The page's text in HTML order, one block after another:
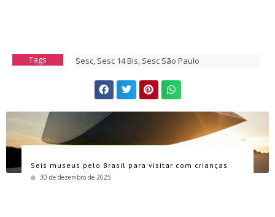
Tags Sesc, Sesc 14 Bis Sesc São Paulo
Seis museus pelo Brasil para visitar com crianças
30 de dezembro de 2025